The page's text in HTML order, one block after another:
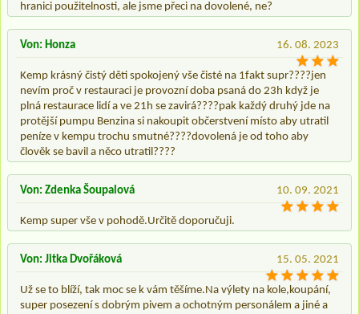
hranici použitelnosti, ale jsme přeci na dovolené, ne?
16. 08. 2023
Von: Honza
Kemp krásný čistý děti spokojený vše čisté na 1fakt supr????jen
nevím proč v restauraci je provozní doba psaná do 23h když je
plná restaurace lidí a ve 21h se zavirá????pak každý druhý jde na
protější pumpu Benzina si nakoupit občerstvení místo aby utratil
peníze v kempu trochu smutné????dovolená je od toho aby
člověk se bavil a něco utratil????
10. 09. 2021
Von: Zdenka Šoupalová
Kemp super vše v pohodě.Určitě doporučuji.
15. 05. 2021
Von: Jitka Dvořáková
Už se to blíží, tak moc se k vám těšíme.Na výlety na kole,koupání,
super posezení s dobrým pivem a ochotným personálem a jiné a